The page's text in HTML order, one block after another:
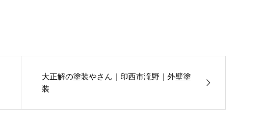
大正解の塗装やさん｜印西市滝野｜外壁塗
装